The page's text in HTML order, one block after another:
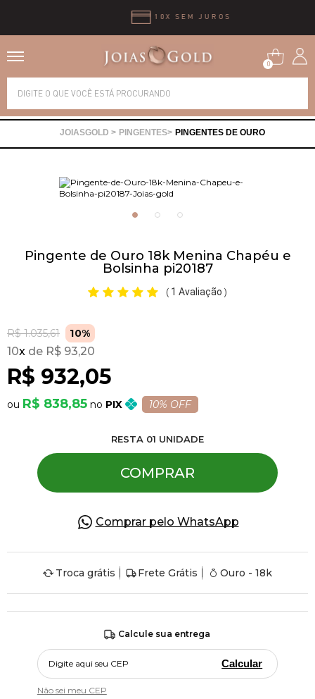
10X SEM JUROS
0
PINGENTES PINGENTES DE OURO
Pingente de Ouro 18k Menina Chapéu e
Bolsinha pi20187
( 1 Avaliação )
R$ 1.035,61 10%
R$ 932,05
10x R$ 93,20
R$ 838,85 PIX 10% OFF
RESTA 01 UNIDADE
COMPRAR
Comprar pelo WhatsApp
Troca grátis Frete Grátis Ouro - 18k
Calcule sua entrega
Calcular
Não sei meu CEP
Alianças
Brincos
Pulseiras
Piercing
Pedras Preciosas
Presente
OFERTAS